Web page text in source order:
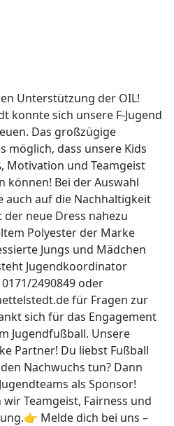
Unterstützung der OIL!
konnte sich unsere F-Jugend
Das großzügige
möglich, dass unsere Kids
Motivation und Teamgeist
können! Bei der Auswahl
auch auf die Nachhaltigkeit
neue Dress nahezu
Polyester der Marke
Jungs und Mädchen
Jugendkoordinator
2490849 oder
für Fragen zur
sich für das Engagement
Jugendfußball. Unsere
Partner! Du liebst Fußball
Nachwuchs tun? Dann
als Sponsor!
Teamgeist, Fairness und
Melde dich bei uns –